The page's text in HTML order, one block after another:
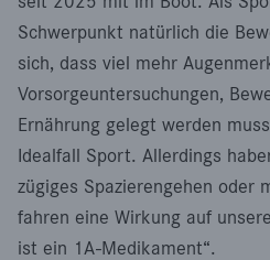
Schwerpunkt natürlich die
sich, dass viel mehr
Vorsorgeuntersuchungen,
Ernährung gelegt werden
Idealfall Sport. Allerdings
zügiges Spazierengehen oder
fahren eine Wirkung auf
ist ein 1A-Medikament“.